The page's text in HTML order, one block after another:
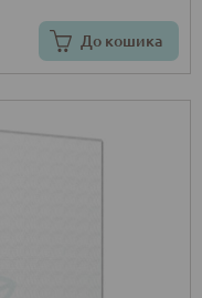
До кошика